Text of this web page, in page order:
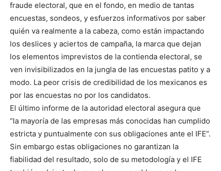
fraude electoral, que en el fondo, en medio de tantas
encuestas, sondeos, y esfuerzos informativos por saber
quién va realmente a la cabeza, como están impactando
los deslices y aciertos de campaña, la marca que dejan
los elementos imprevistos de la contienda electoral, se
ven invisibilizados en la jungla de las encuestas patito y a
modo. La peor crisis de credibilidad de los mexicanos es
por las encuestas no por los candidatos.
El último informe de la autoridad electoral asegura que
“la mayoría de las empresas más conocidas han cumplido
estricta y puntualmente con sus obligaciones ante el IFE”.
Sin embargo estas obligaciones no garantizan la
fiabilidad del resultado, solo de su metodología y el IFE